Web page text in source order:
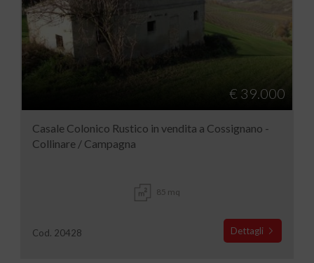
€ 39.000
Casale Colonico Rustico in vendita a Cossignano -
Collinare / Campagna
85 mq
Cod. 20428 Dettagli